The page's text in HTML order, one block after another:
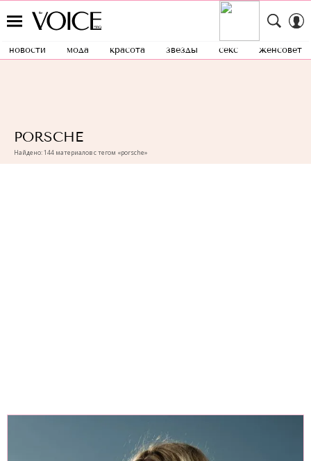
новости мода красота звезды секс женсовет
PORSCHE
Найдено: 144 материалов с тегом «porsche»